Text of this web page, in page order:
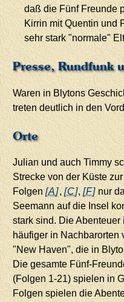
daß die Fünf Freunde
Kirrin mit Quentin und
sehr stark "normale"
Presse, Rundfunk
Waren in Blytons
treten deutlich in den
Orte
Julian und auch Timmy
Strecke von der Küste
Folgen[A],[C],[F]nur
Seemann auf die Insel
stark sind. Die
häufiger in Nachbarorten
"New Haven", die in
Die gesamte Fünf-
(Folgen 1-21) spielen in
Folgen spielen die